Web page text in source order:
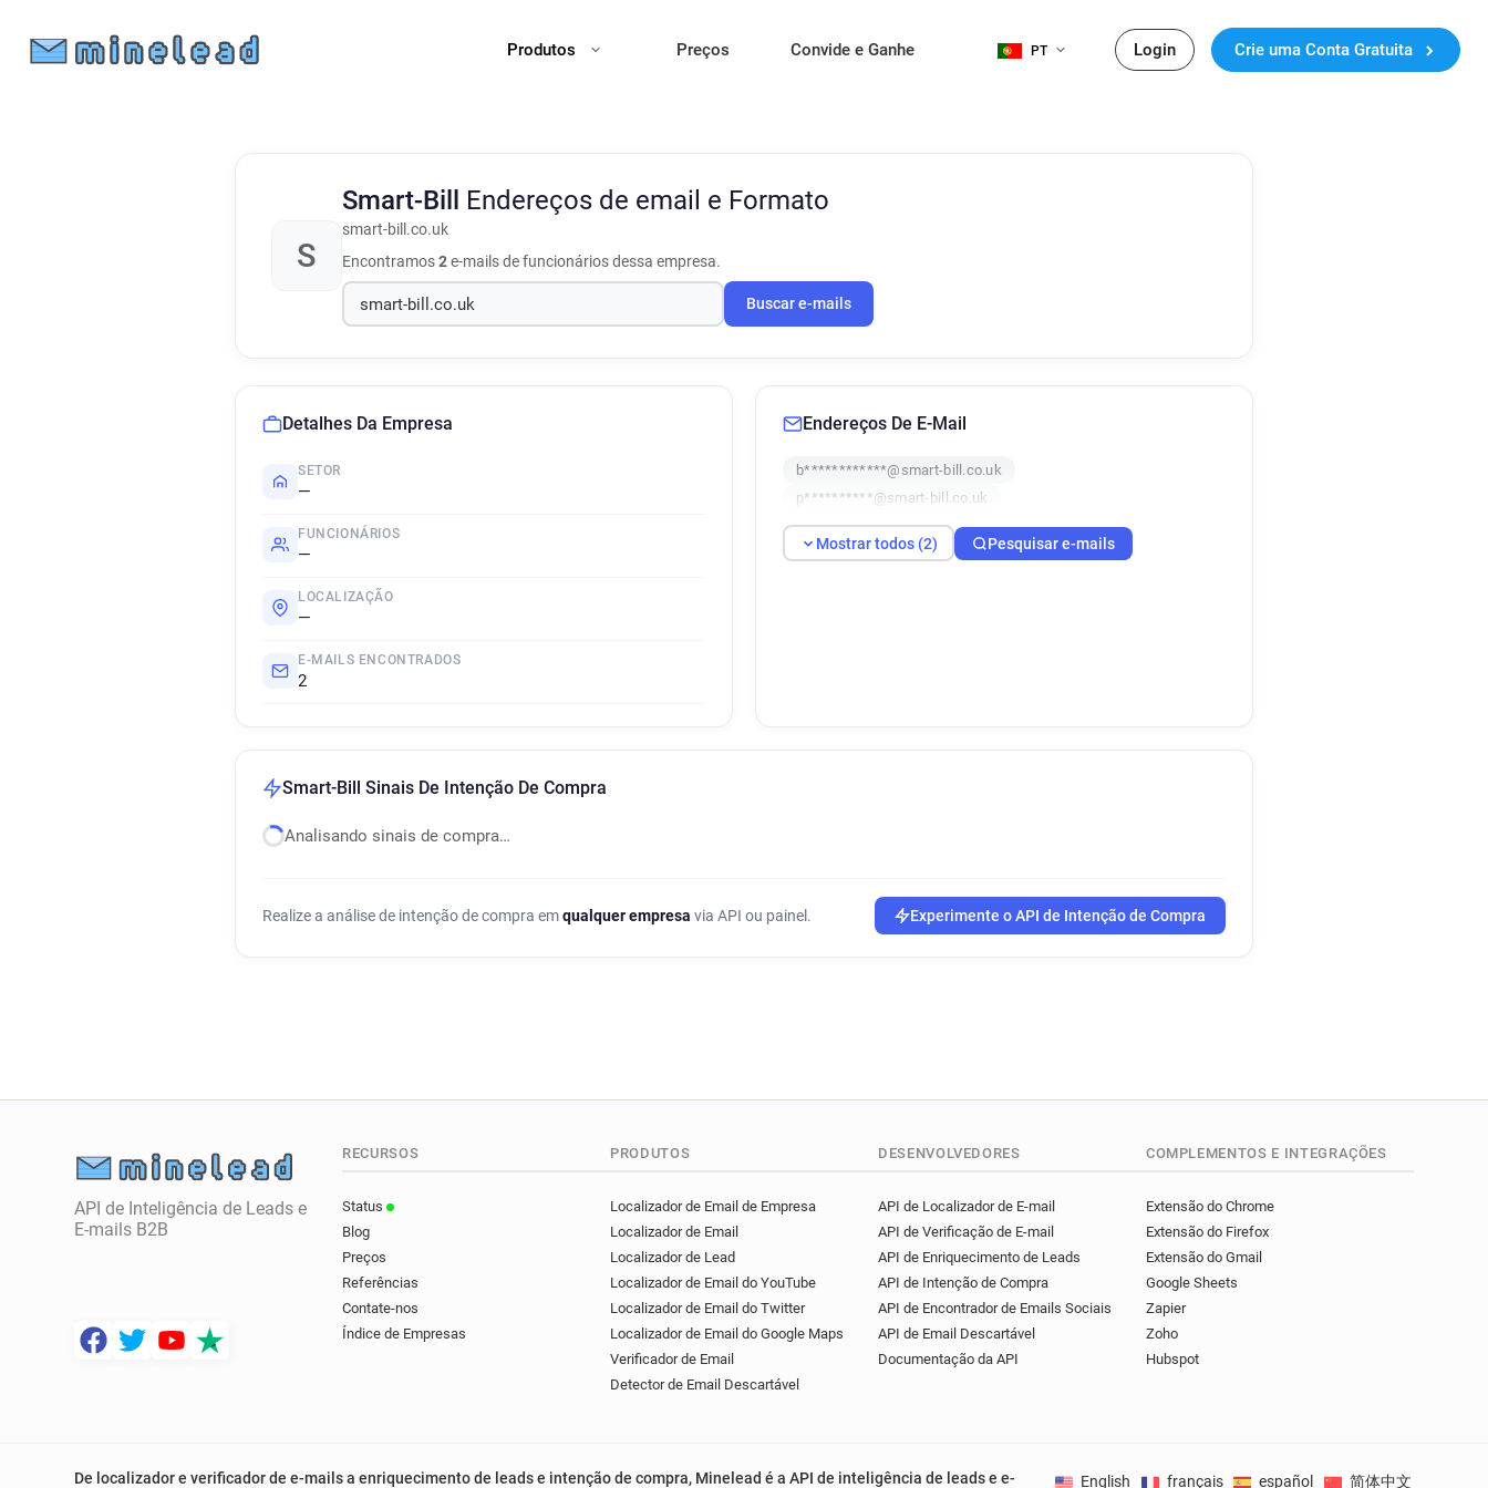
Produtos Preços Convide e Ganhe PT Login Crie uma Conta Gratuita
S
Smart-Bill Endereços de email e Formato
smart-bill.co.uk
Encontramos2e-mails de funcionários dessa empresa.
Buscar e-mails
Detalhes Da Empresa
SETOR
—
FUNCIONÁRIOS
—
LOCALIZAÇÃO
—
E-MAILS ENCONTRADOS
2
Endereços De E-Mail
b************@smart-bill.co.uk
p**********@smart-bill.co.uk
Mostrar todos (2) Pesquisar e-mails
Smart-Bill Sinais De Intenção De Compra
Analisando sinais de compra…
Realize a análise de intenção de compra emqualquer empresa via API ou painel. Experimente o API de Intenção de Compra
API de Inteligência de Leads e
E-mails B2B
RECURSOS
Status
Blog
Preços
Referências
Contate-nos
Índice de Empresas
PRODUTOS
Localizador de Email de Empresa
Localizador de Email
Localizador de Lead
Localizador de Email do YouTube
Localizador de Email do Twitter
Localizador de Email do Google Maps
Verificador de Email
Detector de Email Descartável
DESENVOLVEDORES
API de Localizador de E-mail
API de Verificação de E-mail
API de Enriquecimento de Leads
API de Intenção de Compra
API de Encontrador de Emails Sociais
API de Email Descartável
Documentação da API
COMPLEMENTOS E INTEGRAÇÕES
Extensão do Chrome
Extensão do Firefox
Extensão do Gmail
Google Sheets
Zapier
Zoho
Hubspot
De localizador e verificador de e-mails a enriquecimento de leads e intenção de compra, Minelead é a API de inteligência de leads e e-
English français español 简体中文